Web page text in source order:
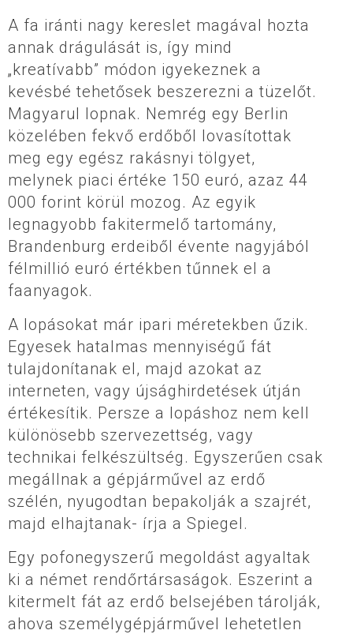
A fa iránti nagy kereslet magával hozta
annak drágulását is, így mind
„kreatívabb” módon igyekeznek a
kevésbé tehetősek beszerezni a tüzelőt.
Magyarul lopnak. Nemrég egy Berlin
közelében fekvő erdőből lovasítottak
meg egy egész rakásnyi tölgyet,
melynek piaci értéke 150 euró, azaz 44
000 forint körül mozog. Az egyik
legnagyobb fakitermelő tartomány,
Brandenburg erdeiből évente nagyjából
félmillió euró értékben tűnnek el a
faanyagok.
A lopásokat már ipari méretekben űzik.
Egyesek hatalmas mennyiségű fát
tulajdonítanak el, majd azokat az
interneten, vagy újsághirdetések útján
értékesítik. Persze a lopáshoz nem kell
különösebb szervezettség, vagy
technikai felkészültség. Egyszerűen csak
megállnak a gépjárművel az erdő
szélén, nyugodtan bepakolják a szajrét,
majd elhajtanak- írja a Spiegel.
Egy pofonegyszerű megoldást agyaltak
ki a német rendőrtársaságok. Eszerint a
kitermelt fát az erdő belsejében tárolják,
ahova személygépjárművel lehetetlen